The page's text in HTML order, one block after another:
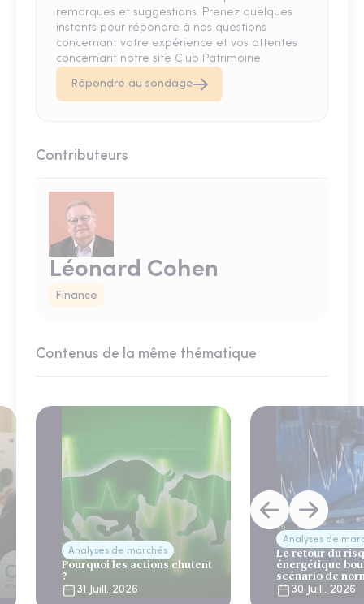
remarques et suggestions. Prenez quelques
instants pour répondre à nos questions
concernant votre expérience et vos attentes
concernant notre site Club Patrimoine.
Répondre au sondage
Contributeurs
Léonard Cohen
Finance
Contenus de la même thématique
Analyses de marchés
Pourquoi les actions chutent
?
31 Juill. 2026
Analyses de
Le retour du
énergétique
scénario de
30 Juill. 2026